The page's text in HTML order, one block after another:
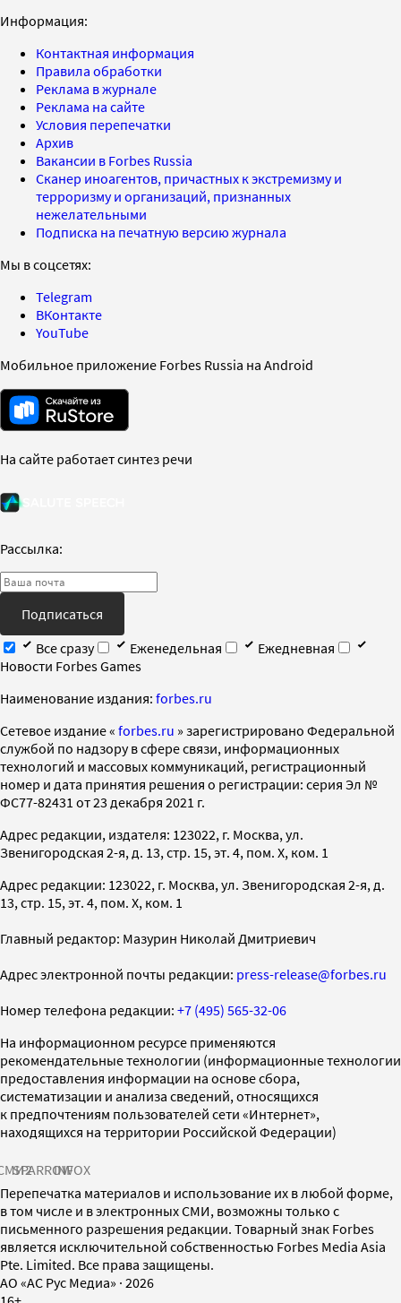
Информация:
Контактная информация
Правила обработки
Реклама в журнале
Реклама на сайте
Условия перепечатки
Архив
Вакансии в Forbes Russia
Сканер иноагентов, причастных к экстремизму и
терроризму и организаций, признанных
нежелательными
Подписка на печатную версию журнала
Мы в соцсетях:
Telegram
ВКонтакте
YouTube
Мобильное приложение Forbes Russia на Android
На сайте работает синтез речи
Рассылка:
Подписаться
Все сразу
Еженедельная
Ежедневная
Новости Forbes Games
Наименование издания: forbes.ru
Cетевое издание « forbes.ru » зарегистрировано Федеральной
службой по надзору в сфере связи, информационных
технологий и массовых коммуникаций, регистрационный
номер и дата принятия решения о регистрации: серия Эл №
ФС77-82431 от 23 декабря 2021 г.
Адрес редакции, издателя: 123022, г. Москва, ул.
Звенигородская 2-я, д. 13, стр. 15, эт. 4, пом. X, ком. 1
Адрес редакции: 123022, г. Москва, ул. Звенигородская 2-я, д.
13, стр. 15, эт. 4, пом. X, ком. 1
Главный редактор: Мазурин Николай Дмитриевич
Адрес электронной почты редакции: press-release@forbes.ru
Номер телефона редакции: +7 (495) 565-32-06
На информационном ресурсе применяются
рекомендательные технологии (информационные технологии
предоставления информации на основе сбора,
систематизации и анализа сведений, относящихся
к предпочтениям пользователей сети «Интернет»,
находящихся на территории Российской Федерации)
SPARROWINFOX
Перепечатка материалов и использование их в любой форме,
в том числе и в электронных СМИ, возможны только с
письменного разрешения редакции. Товарный знак Forbes
является исключительной собственностью Forbes Media Asia
Pte. Limited. Все права защищены.
AO «АС Рус Медиа» · 2026